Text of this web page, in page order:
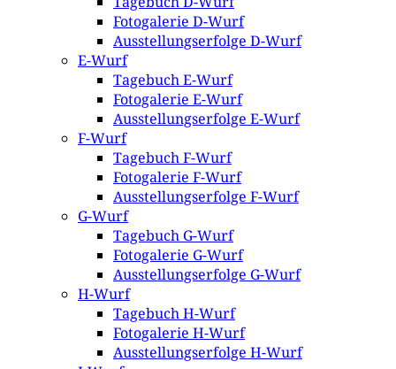
Fotogalerie D-Wurf
Ausstellungserfolge D-Wurf
E-Wurf
Tagebuch E-Wurf
Fotogalerie E-Wurf
Ausstellungserfolge E-Wurf
F-Wurf
Tagebuch F-Wurf
Fotogalerie F-Wurf
Ausstellungserfolge F-Wurf
G-Wurf
Tagebuch G-Wurf
Fotogalerie G-Wurf
Ausstellungserfolge G-Wurf
H-Wurf
Tagebuch H-Wurf
Fotogalerie H-Wurf
Ausstellungserfolge H-Wurf